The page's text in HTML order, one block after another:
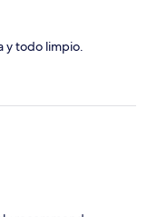
y todo limpio.